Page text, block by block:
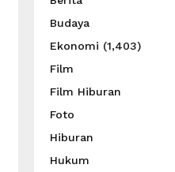
Budaya
Ekonomi (1,403)
Film
Film Hiburan
Foto
Hiburan
Hukum